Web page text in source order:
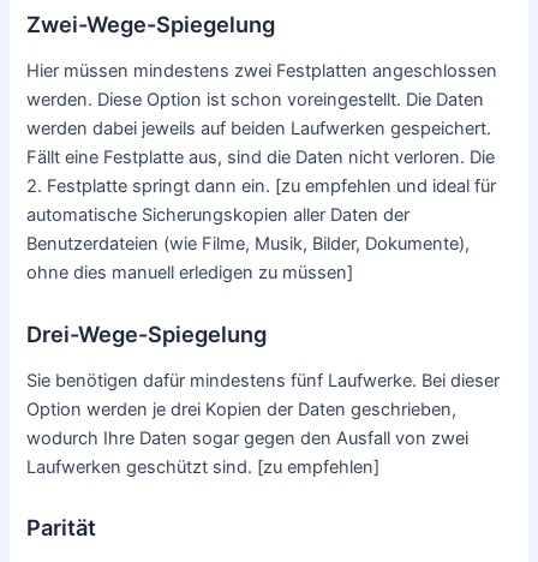
Zwei-Wege-Spiegelung
Hier müssen mindestens zwei Festplatten angeschlossen
werden. Diese Option ist schon voreingestellt. Die Daten
werden dabei jeweils auf beiden Laufwerken gespeichert.
Fällt eine Festplatte aus, sind die Daten nicht verloren. Die
2. Festplatte springt dann ein. [zu empfehlen und ideal für
automatische Sicherungskopien aller Daten der
Benutzerdateien (wie Filme, Musik, Bilder, Dokumente),
ohne dies manuell erledigen zu müssen]
Drei-Wege-Spiegelung
Sie benötigen dafür mindestens fünf Laufwerke. Bei dieser
Option werden je drei Kopien der Daten geschrieben,
wodurch Ihre Daten sogar gegen den Ausfall von zwei
Laufwerken geschützt sind. [zu empfehlen]
Parität